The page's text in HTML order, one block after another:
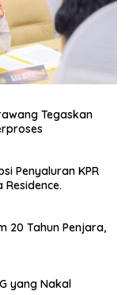
Tegaskan
Penyaluran KPR
20 Tahun Penjara,
yang Nakal